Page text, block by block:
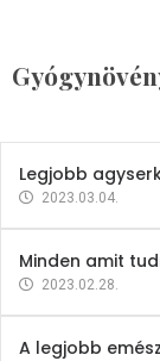
Mindent a
2023.12.21.
Legjobb
2023.03.04.
Minden amit
2023.02.28.
A legjobb